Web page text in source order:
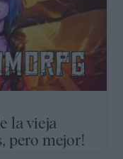
la vieja
pero mejor!